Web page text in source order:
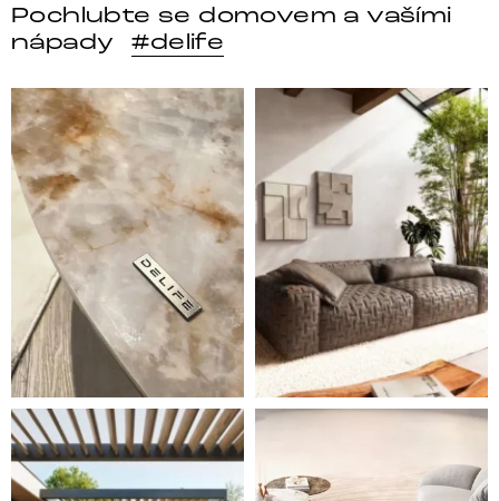
Pochlubte se domovem a vašími
nápady
#delife
DELIFE – Nábytek, který promění dům v domov. Domo
Místo, kam se budeš těšit
Styl, odolnost a společné chvíle pod širým nebem.
Ne každá pohovka je jen